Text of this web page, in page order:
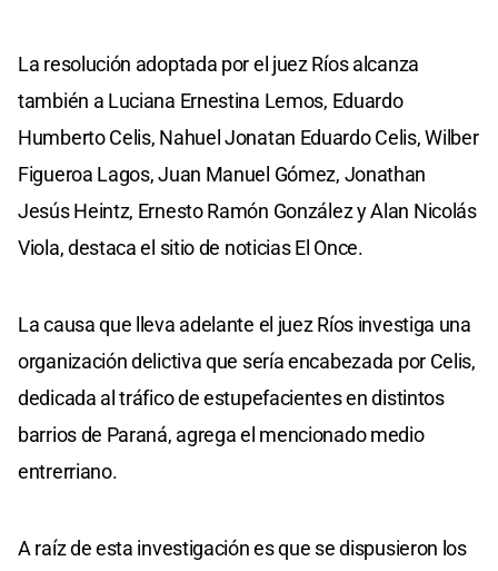
La resolución adoptada por el juez Ríos alcanza
también a Luciana Ernestina Lemos, Eduardo
Humberto Celis, Nahuel Jonatan Eduardo Celis, Wilber
Figueroa Lagos, Juan Manuel Gómez, Jonathan
Jesús Heintz, Ernesto Ramón González y Alan Nicolás
Viola, destaca el sitio de noticias El Once.
La causa que lleva adelante el juez Ríos investiga una
organización delictiva que sería encabezada por Celis,
dedicada al tráfico de estupefacientes en distintos
barrios de Paraná, agrega el mencionado medio
entrerriano.
A raíz de esta investigación es que se dispusieron los